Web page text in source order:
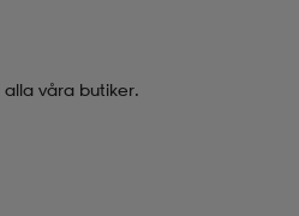
våra butiker.